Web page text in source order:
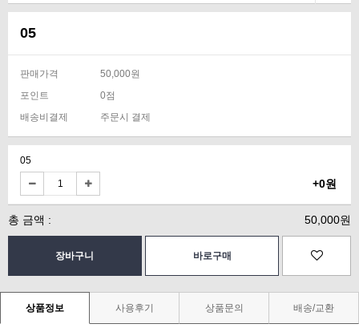
05
판매가격
50,000원
포인트
0점
배송비결제
주문시 결제
05
+0원
총 금액 : 50,000원
상품정보 사용후기 상품문의 배송/교환